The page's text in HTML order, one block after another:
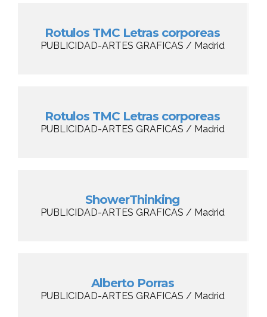
Rotulos TMC Letras corporeas
PUBLICIDAD-ARTES GRAFICAS / Madrid
Rotulos TMC Letras corporeas
PUBLICIDAD-ARTES GRAFICAS / Madrid
ShowerThinking
PUBLICIDAD-ARTES GRAFICAS / Madrid
Alberto Porras
PUBLICIDAD-ARTES GRAFICAS / Madrid